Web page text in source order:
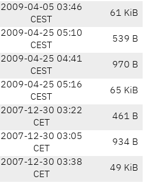
2009-04-05 03:46
CEST
61 KiB
2009-04-25 05:10
CEST
539 B
2009-04-25 04:41
CEST
970 B
2009-04-25 05:16
CEST
65 KiB
2007-12-30 03:22
CET
461 B
2007-12-30 03:05
CET
934 B
2007-12-30 03:38
CET
49 KiB